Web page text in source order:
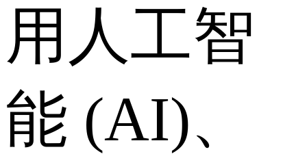
用人工智
能 (AI)、